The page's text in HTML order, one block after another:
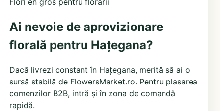
Flori en gros pentru florării
Ai nevoie de aprovizionare
florală pentru Hațegana?
Dacă livrezi constant în Hațegana, merită să ai o
sursă stabilă de FlowersMarket.ro. Pentru plasarea
comenzilor B2B, intră și în zona de comandă
rapidă.